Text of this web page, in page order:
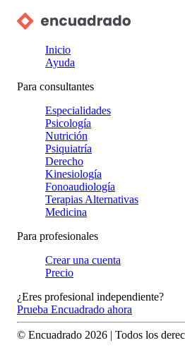
Inicio
Ayuda
Para consultantes
Especialidades
Psicología
Nutrición
Psiquiatría
Derecho
Kinesiología
Fonoaudiología
Terapias Alternativas
Medicina
Para profesionales
Crear una cuenta
Precio
¿Eres profesional independiente?
Prueba Encuadrado ahora
© Encuadrado 2026 | Todos los